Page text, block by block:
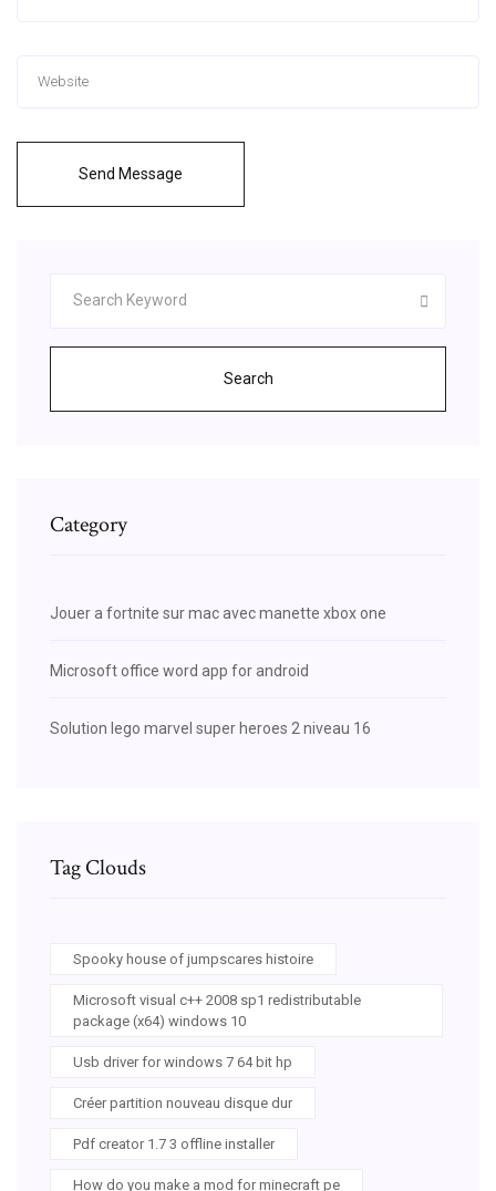
Send Message
Search
Category
Jouer a fortnite sur mac avec manette xbox one
Microsoft office word app for android
Solution lego marvel super heroes 2 niveau 16
Tag Clouds
Spooky house of jumpscares histoire
Microsoft visual c++ 2008 sp1 redistributable
package (x64) windows 10
Usb driver for windows 7 64 bit hp
Créer partition nouveau disque dur
Pdf creator 1.7 3 offline installer
How do you make a mod for minecraft pe